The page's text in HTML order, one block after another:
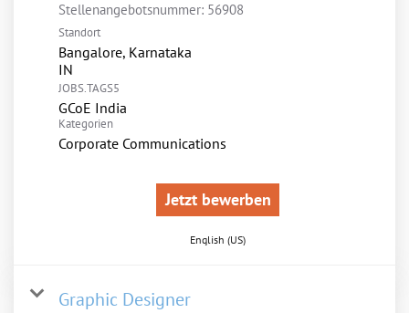
Stellenangebotsnummer: 56908
Standort
Bangalore, Karnataka
JOBS.TAGS5
GCoE India
Kategorien
Corporate Communications
Jetzt bewerben
English (US)
Graphic Designer